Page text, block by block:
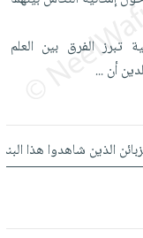
تبرز الفرق بين العلم
أن...
الذين شاهدوا هذا